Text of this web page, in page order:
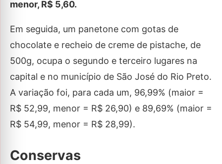
menor, R$ 5,60.
Em seguida, um panetone com gotas de
chocolate e recheio de creme de pistache, de
500g, ocupa o segundo e terceiro lugares na
capital e no município de São José do Rio Preto.
A variação foi, para cada um, 96,99% (maior =
R$ 52,99, menor = R$ 26,90) e 89,69% (maior =
R$ 54,99, menor = R$ 28,99).
Conservas